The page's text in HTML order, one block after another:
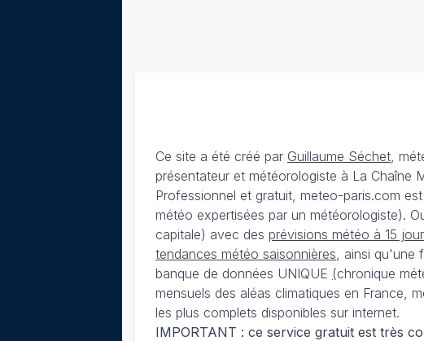
Ce site a été créé par Guillaume Séchet ,
présentateur et météorologiste à La Chaîne
Professionnel et gratuit, meteo-paris.com
météo expertisées par un météorologiste).
capitale) avec des prévisions météo à 15
tendances météo saisonnières , ainsi
banque de données UNIQUE (chronique
mensuels des aléas climatiques en France,
les plus complets disponibles sur internet.
IMPORTANT : ce service gratuit est très